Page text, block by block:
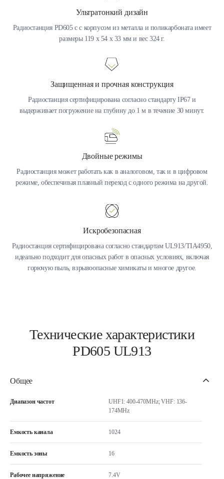
Ультратонкий дизайн
Радиостанция PD605 с с корпусом из металла и поликарбоната имеет
размеры 119 x 54 x 33 мм и вес 324 г.
Защищенная и прочная конструкция
Радиостанция сертифицирована согласно стандарту IP67 и
выдерживает погружение на глубину до 1 м в течение 30 минут.
Двойные режимы
Радиостанция может работать как в аналоговом, так и в цифровом
режиме, обеспечивая плавный переход с одного режима на другой.
Искробезопасная
Радиостанция сертифицирована согласно стандартам UL913/TIA4950,
идеально подходит для опасных работ в опасных условиях, включая
горючую пыль, взрывоопасные химикаты и многое другое.
Технические характеристики
PD605 UL913
Общее
Диапазон частот
UHF1: 400-470MHz; VHF: 136-
174MHz
Емкость канала 1024
Емкость зоны 16
Рабочее напряжение 7.4V